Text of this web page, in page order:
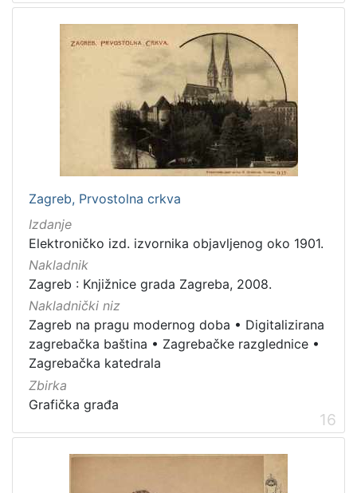
Zagreb, Prvostolna crkva
Izdanje
Elektroničko izd. izvornika objavljenog oko 1901.
Nakladnik
Zagreb : Knjižnice grada Zagreba, 2008.
Nakladnički niz
Zagreb na pragu modernog doba • Digitalizirana
zagrebačka baština • Zagrebačke razglednice •
Zagrebačka katedrala
Zbirka
Grafička građa
16